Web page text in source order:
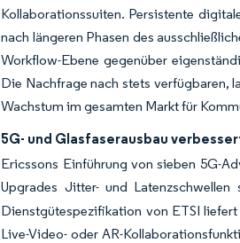
Kollaborationssuiten. Persistente
nach längeren Phasen des
Workflow-Ebene gegenüber
Die Nachfrage nach stets verfügbaren,
Wachstum im gesamten Markt für
5G- und Glasfaserausbau
Ericssons Einführung von sieben 5G-
Upgrades Jitter- und
Dienstgütespezifikation von ETSI
Live-Video- oder AR-